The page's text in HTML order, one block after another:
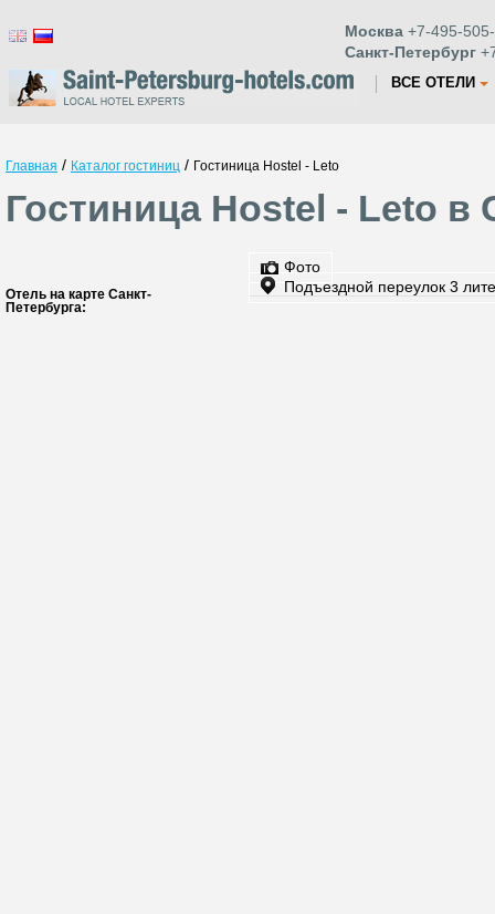
Москва +7-495-
Санкт-Петербург
ВСЕ ОТЕЛИ
Главная / Каталог гостиниц / Гостиница Hostel - Leto
Гостиница Hostel - Leto в
Отель на карте Санкт-
Петербурга:
Фото
Подъездной переулок 3